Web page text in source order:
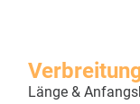
Länge &